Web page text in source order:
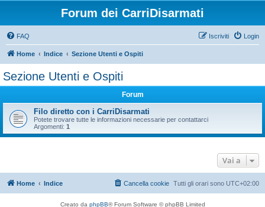
Forum dei CarriDisarmati
FAQ Login
Iscriviti
Home Indice Sezione Utenti e Ospiti
Sezione Utenti e Ospiti
Forum
Filo diretto con i CarriDisarmati
Potete trovare tutte le informazioni necessarie per contattarci
Argomenti: 1
Vai a
Home Indice Tutti gli orari sono UTC+02:00
Cancella cookie
Creato da phpBB® Forum Software © phpBB Limited